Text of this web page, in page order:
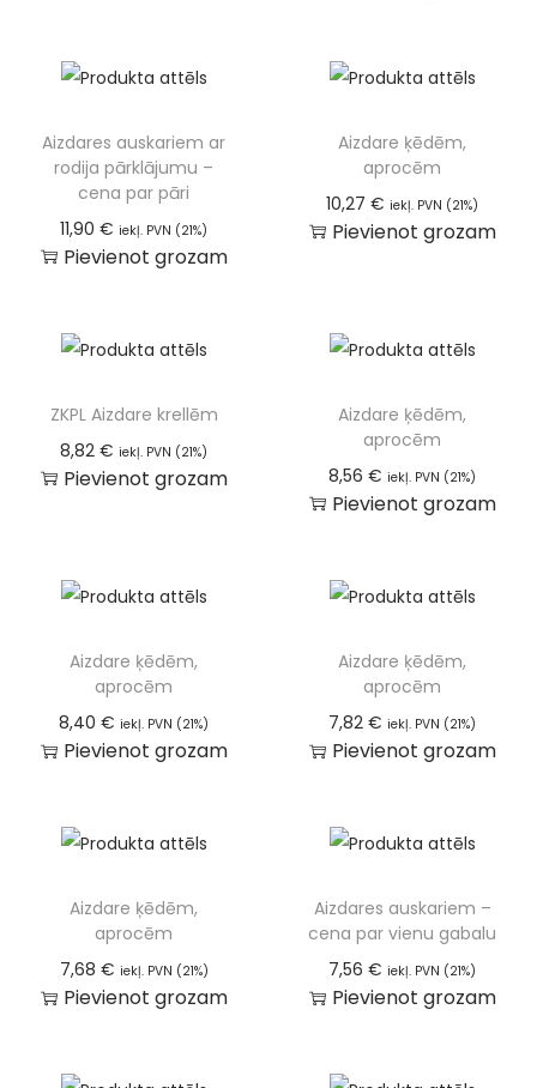
Aizdares auskariem ar
rodija pārklājumu –
cena par pāri
11,90€ iekļ. PVN (21%)
Pievienot grozam
Aizdare ķēdēm,
aprocēm
10,27€ iekļ. PVN (21%)
Pievienot grozam
ZKPL Aizdare krellēm
8,82€ iekļ. PVN (21%)
Pievienot grozam
Aizdare ķēdēm,
aprocēm
8,56€ iekļ. PVN (21%)
Pievienot grozam
Aizdare ķēdēm,
aprocēm
8,40€ iekļ. PVN (21%)
Pievienot grozam
Aizdare ķēdēm,
aprocēm
7,82€ iekļ. PVN (21%)
Pievienot grozam
Aizdare ķēdēm,
aprocēm
7,68 € iekļ. PVN (21%)
Pievienot grozam
Aizdares auskariem –
cena par vienu gabalu
7,56€ iekļ. PVN (21%)
Pievienot grozam